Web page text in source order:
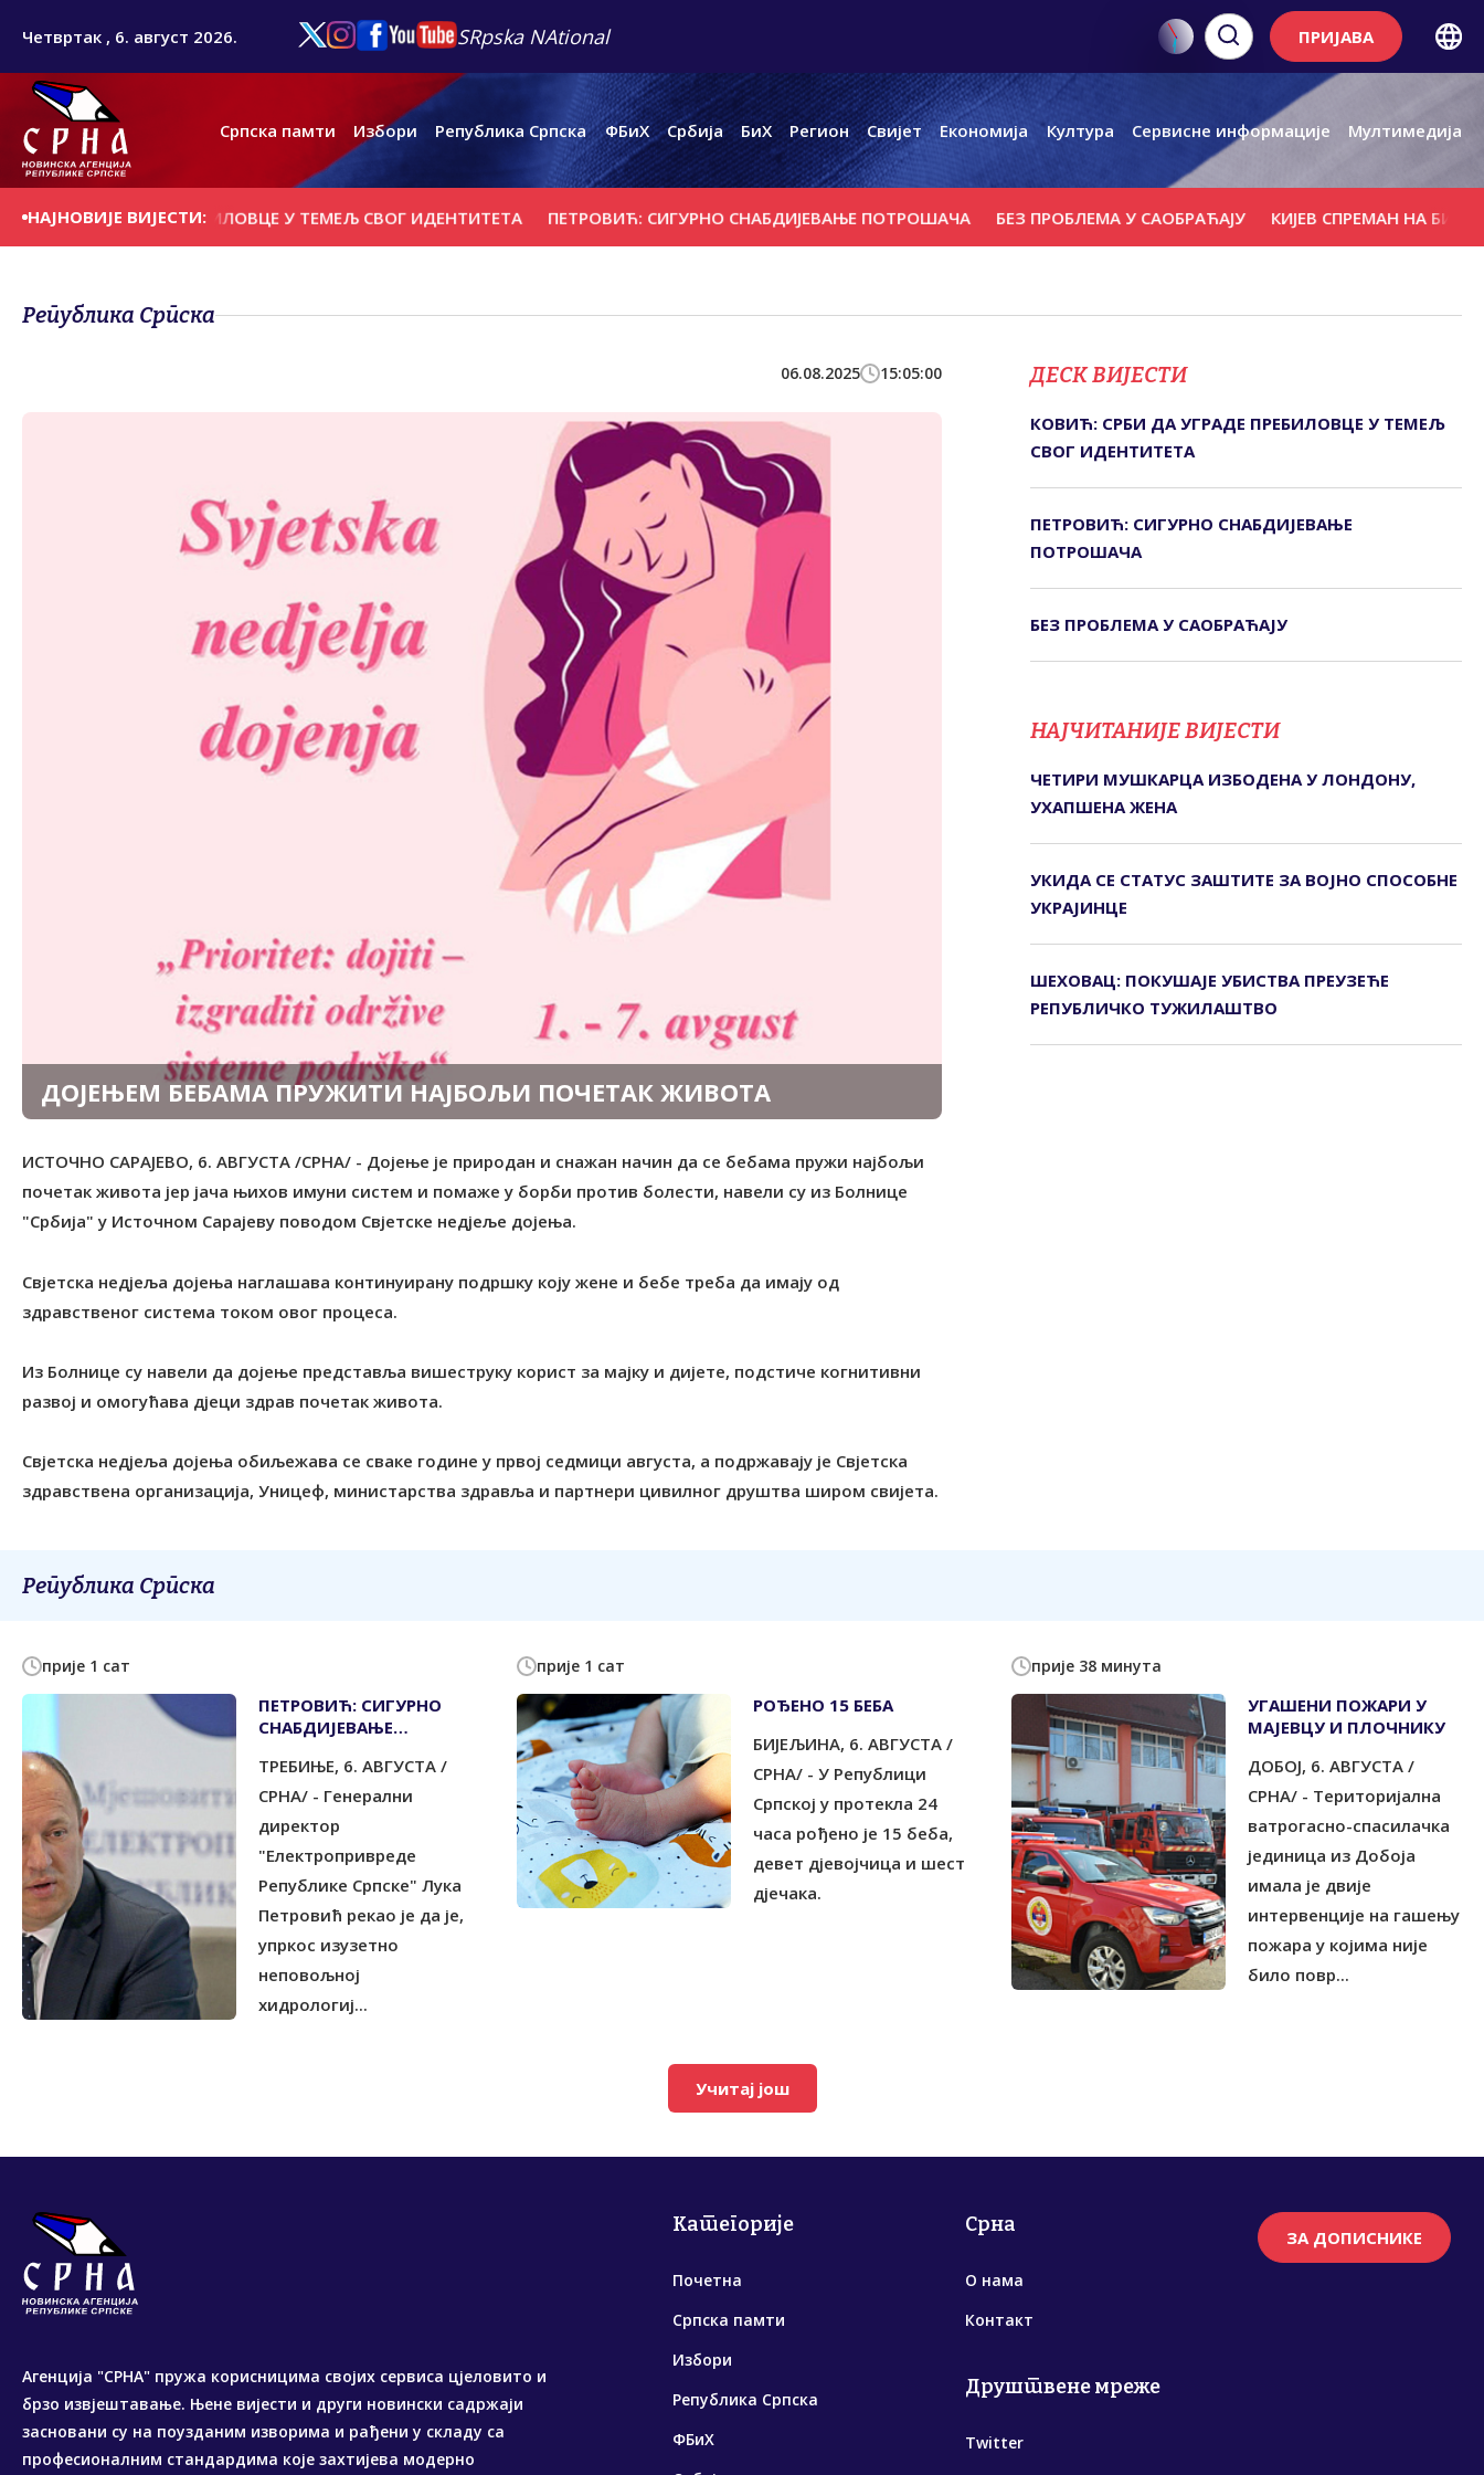
Четвртак , 6. август 2026. SRpska NAtional ПРИЈАВА
Српска памти Избори Република Српска ФБиХ Србија БиХ Регион Свијет Економија Култура Сервисне информације Мултимедија
НАЈНОВИЈЕ ВИЈЕСТИ:
ДА УГРАДЕ ПРЕБИЛОВЦЕ У ТЕМЕЉ СВОГ ИДЕНТИТЕТА ПЕТРОВИЋ: СИГУРНО СНАБДИЈЕВАЊЕ ПОТРОШАЧА БЕЗ ПРОБЛЕМА У САОБРАЋАЈУ КИЈЕВ СПРЕМАН НА БИЛО
Република Српска
06.08.2025 15:05:00
ДОЈЕЊЕМ БЕБАМА ПРУЖИТИ НАЈБОЉИ ПОЧЕТАК ЖИВОТА
ИСТОЧНО САРАЈЕВО, 6. АВГУСТА /СРНА/ - Дојење је природан и снажан начин да се бебама пружи најбољи
почетак живота јер јача њихов имуни систем и помаже у борби против болести, навели су из Болнице
"Србија" у Источном Сарајеву поводом Свјетске недјеље дојења.
Свјетска недјеља дојења наглашава континуирану подршку коју жене и бебе треба да имају од
здравственог система током овог процеса.
Из Болнице су навели да дојење представља вишеструку корист за мајку и дијете, подстиче когнитивни
развој и омогућава дјеци здрав почетак живота.
Свјетска недјеља дојења обиљежава се сваке године у првој седмици августа, а подржавају је Свјетска
здравствена организација, Уницеф, министарства здравља и партнери цивилног друштва широм свијета.
ДЕСК ВИЈЕСТИ
КОВИЋ: СРБИ ДА УГРАДЕ ПРЕБИЛОВЦЕ У ТЕМЕЉ
СВОГ ИДЕНТИТЕТА
ПЕТРОВИЋ: СИГУРНО СНАБДИЈЕВАЊЕ
ПОТРОШАЧА
БЕЗ ПРОБЛЕМА У САОБРАЋАЈУ
НАЈЧИТАНИЈЕ ВИЈЕСТИ
ЧЕТИРИ МУШКАРЦА ИЗБОДЕНА У ЛОНДОНУ,
УХАПШЕНА ЖЕНА
УКИДА СЕ СТАТУС ЗАШТИТЕ ЗА ВОЈНО СПОСОБНЕ
УКРАЈИНЦЕ
ШЕХОВАЦ: ПОКУШАЈЕ УБИСТВА ПРЕУЗЕЋЕ
РЕПУБЛИЧКО ТУЖИЛАШТВО
Република Српска
прије 1 сат
ПЕТРОВИЋ: СИГУРНО
СНАБДИЈЕВАЊЕ
ТРЕБИЊЕ, 6. АВГУСТА /
СРНА/ - Генерални
директор
"Електропривреде
Републике Српске" Лука
Петровић рекао је да је,
упркос изузетно
неповољној
хидрологиј...
прије 1 сат
РОЂЕНО 15 БЕБА
БИЈЕЉИНА, 6. АВГУСТА /
СРНА/ - У Републици
Српској у протекла 24
часа рођено је 15 беба,
девет дјевојчица и шест
дјечака.
прије 38 минута
УГАШЕНИ ПОЖАРИ У
МАЈЕВЦУ И ПЛОЧНИКУ
ДОБОЈ, 6. АВГУСТА /
СРНА/ - Територијална
ватрогасно-спасилачка
јединица из Добоја
имала је двије
интервенције на гашењу
пожара у којима није
било повр...
Учитај још
Агенција "СРНА" пружа корисницима својих сервиса цјеловито и
брзо извјештавање. Њене вијести и други новински садржаји
засновани су на поузданим изворима и рађени у складу са
професионалним стандардима које захтијева модерно
Категорије
Почетна
Српска памти
Избори
Република Српска
ФБиХ
Срна
О нама
Контакт
Друштвене мреже
Twitter
ЗА ДОПИСНИКЕ